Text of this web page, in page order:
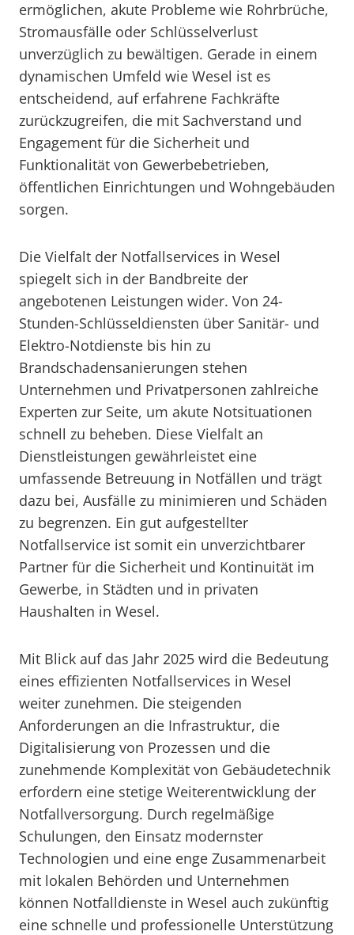
ermöglichen, akute Probleme wie Rohrbrüche,
Stromausfälle oder Schlüsselverlust
unverzüglich zu bewältigen. Gerade in einem
dynamischen Umfeld wie Wesel ist es
entscheidend, auf erfahrene Fachkräfte
zurückzugreifen, die mit Sachverstand und
Engagement für die Sicherheit und
Funktionalität von Gewerbebetrieben,
öffentlichen Einrichtungen und Wohngebäuden
sorgen.
Die Vielfalt der Notfallservices in Wesel
spiegelt sich in der Bandbreite der
angebotenen Leistungen wider. Von 24-
Stunden-Schlüsseldiensten über Sanitär- und
Elektro-Notdienste bis hin zu
Brandschadensanierungen stehen
Unternehmen und Privatpersonen zahlreiche
Experten zur Seite, um akute Notsituationen
schnell zu beheben. Diese Vielfalt an
Dienstleistungen gewährleistet eine
umfassende Betreuung in Notfällen und trägt
dazu bei, Ausfälle zu minimieren und Schäden
zu begrenzen. Ein gut aufgestellter
Notfallservice ist somit ein unverzichtbarer
Partner für die Sicherheit und Kontinuität im
Gewerbe, in Städten und in privaten
Haushalten in Wesel.
Mit Blick auf das Jahr 2025 wird die Bedeutung
eines effizienten Notfallservices in Wesel
weiter zunehmen. Die steigenden
Anforderungen an die Infrastruktur, die
Digitalisierung von Prozessen und die
zunehmende Komplexität von Gebäudetechnik
erfordern eine stetige Weiterentwicklung der
Notfallversorgung. Durch regelmäßige
Schulungen, den Einsatz modernster
Technologien und eine enge Zusammenarbeit
mit lokalen Behörden und Unternehmen
können Notfalldienste in Wesel auch zukünftig
eine schnelle und professionelle Unterstützung